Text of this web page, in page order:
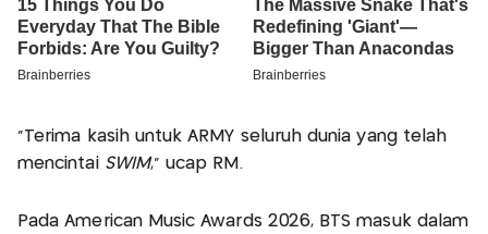
"Terima kasih untuk ARMY seluruh dunia yang telah
mencintai SWIM," ucap RM.
Pada American Music Awards 2026, BTS masuk dalam